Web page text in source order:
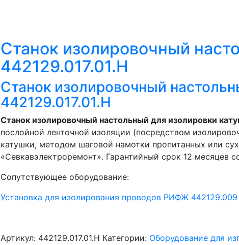
Станок изолировочный
442129.017.01.Н
Станок изолировочный
442129.017.01.Н
Станок изолировочный настольный для изолировки
послойной ленточной изоляции (посредством
катушки, методом шаговой намотки пропитанных или
«Севкавэлектроремонт». Гарантийный срок 12 месяцев
Сопутствующее оборудование:
Установка для изолирования проводов РИФЖ 442129.009
Артикул: 442129.017.01.Н Категории: Оборудование для